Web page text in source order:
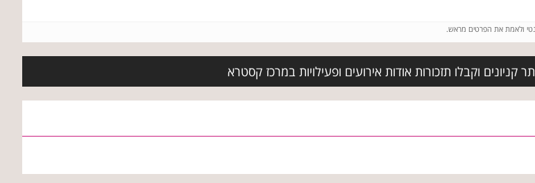
ולאמת את הפרטים מראש.
וקבלו תזכורות אודות אירועים ופעילויות במרכז קסטרא